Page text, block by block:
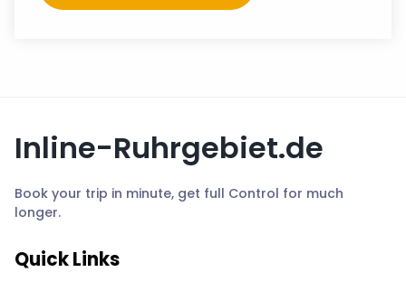
Inline-Ruhrgebiet.de
Book your trip in minute, get full Control for much
longer.
Quick Links